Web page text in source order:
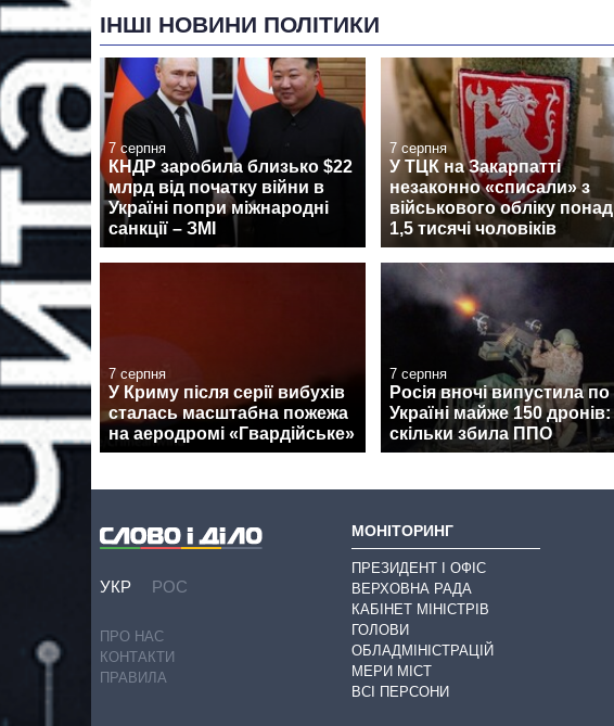
ІНШІ НОВИНИ ПОЛІТИКИ
7 серпня
КНДР заробила близько $22
млрд від початку війни в
Україні попри міжнародні
санкції – ЗМІ
7 серпня
У ТЦК на Закарпатті
незаконно «списали» з
військового обліку понад
1,5 тисячі чоловіків
7 серпня
У Криму після серії вибухів
сталась масштабна пожежа
на аеродромі «Гвардійське»
7 серпня
Росія вночі випустила по
Україні майже 150 дронів:
скільки збила ППО
УКР РОС
ПРО НАС
КОНТАКТИ
ПРАВИЛА
МОНІТОРИНГ
ПРЕЗИДЕНТ І ОФІС
ВЕРХОВНА РАДА
КАБІНЕТ МІНІСТРІВ
ГОЛОВИ
ОБЛАДМІНІСТРАЦІЙ
МЕРИ МІСТ
ВСІ ПЕРСОНИ